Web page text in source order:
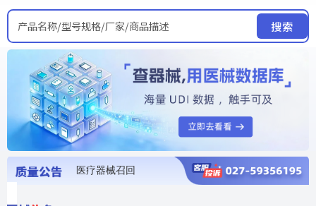
产品名称/型号规格/厂家/商品描述 搜索
医疗器械召回